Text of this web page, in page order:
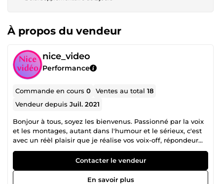
À propos du vendeur
nice_video
Performance
Commande en cours0 Ventes au total18
Vendeur depuisJuil. 2021
Bonjour à tous, soyez les bienvenus. Passionné par la voix
et les montages, autant dans l'humour et le sérieux, c'est
avec un réèl plaisir que je réalise vos voix-off, répondeur
téléphonique, jingle, présentation de société, annonce
Contacter le vendeur
En savoir plus